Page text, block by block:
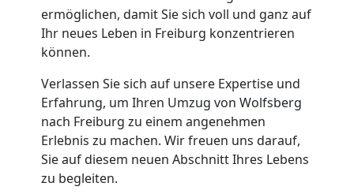
ermöglichen, damit Sie sich voll und ganz auf
Ihr neues Leben in Freiburg konzentrieren
können.
Verlassen Sie sich auf unsere Expertise und
Erfahrung, um Ihren Umzug von Wolfsberg
nach Freiburg zu einem angenehmen
Erlebnis zu machen. Wir freuen uns darauf,
Sie auf diesem neuen Abschnitt Ihres Lebens
zu begleiten.
Umzugshelfer
Wolfsberg
Möbeltaxi